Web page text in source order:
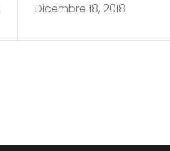
Dicembre 18, 2018